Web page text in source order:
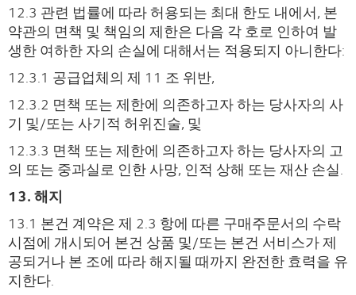
12.3 관련 법률에 따라 허용되는 최대 한도 내에서, 본
약관의 면책 및 책임의 제한은 다음 각 호로 인하여 발
생한 여하한 자의 손실에 대해서는 적용되지 아니한다:
12.3.1 공급업체의 제 11 조 위반,
12.3.2 면책 또는 제한에 의존하고자 하는 당사자의 사
기 및/또는 사기적 허위진술, 및
12.3.3 면책 또는 제한에 의존하고자 하는 당사자의 고
의 또는 중과실로 인한 사망, 인적 상해 또는 재산 손실.
13. 해지
13.1 본건 계약은 제 2.3 항에 따른 구매주문서의 수락
시점에 개시되어 본건 상품 및/또는 본건 서비스가 제
공되거나 본 조에 따라 해지될 때까지 완전한 효력을 유
지한다.